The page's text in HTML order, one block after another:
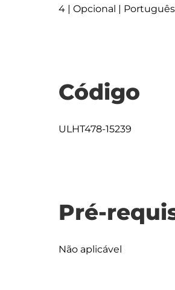
4 | Opcional | Português
Código
ULHT478-15239
Pré-
Não aplicável